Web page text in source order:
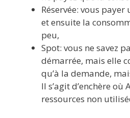
Réservée: vous
et ensuite la
peu,
Spot: vous ne savez
démarrée, mais elle
qu’à la demande,
Il s’agit d’enchère où
ressources non